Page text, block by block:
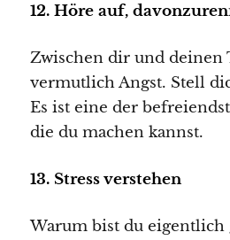
12. Höre auf,
Zwischen dir und deinen
vermutlich Angst. Stell
Es ist eine der
die du machen kannst.
13. Stress verstehen
Warum bist du eigentlich